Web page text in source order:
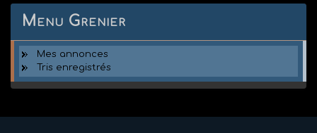
Menu Grenier
Mes annonces
Tris enregistrés